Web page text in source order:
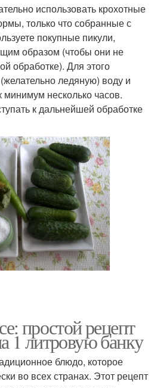
использовать крохотные
только что собранные с
покупные пикули,
образом (чтобы они не
обработке). Для этого
ледяную) воду и
минимум несколько часов.
к дальнейшей обработке
простой рецепт
1 литровую банку
блюдо, которое
во всех странах. Этот рецепт